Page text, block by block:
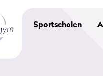
Sportscholen